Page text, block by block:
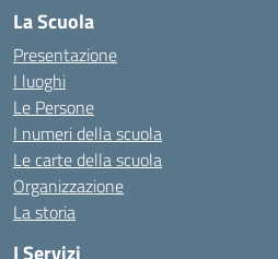
La Scuola
Presentazione
I luoghi
Le Persone
I numeri della scuola
Le carte della scuola
Organizzazione
La storia
I Servizi